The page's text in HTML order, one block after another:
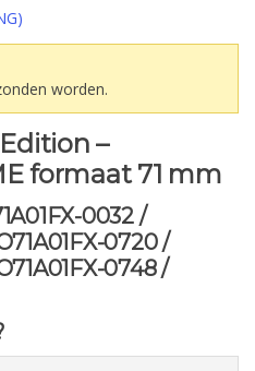
worden.
–
formaat 71 mm
0032 /
0720 /
0748 /